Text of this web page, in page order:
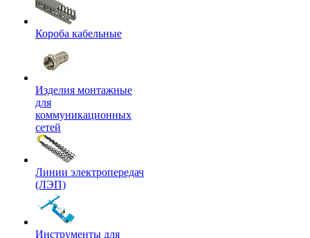
Короба кабельные
Изделия монтажные
для
коммуникационных
сетей
Линии электропередач
(ЛЭП)
Инструменты для